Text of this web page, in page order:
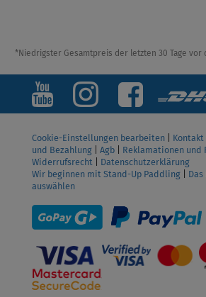
*Niedrigster Gesamtpreis der letzten 30 Tage vor
Cookie-Einstellungen bearbeiten Kontakt
und Bezahlung
Agb Reklamationen und
Widerrufsrecht
Datenschutzerklärung
Wir beginnen mit Stand-Up Paddling
auswählen